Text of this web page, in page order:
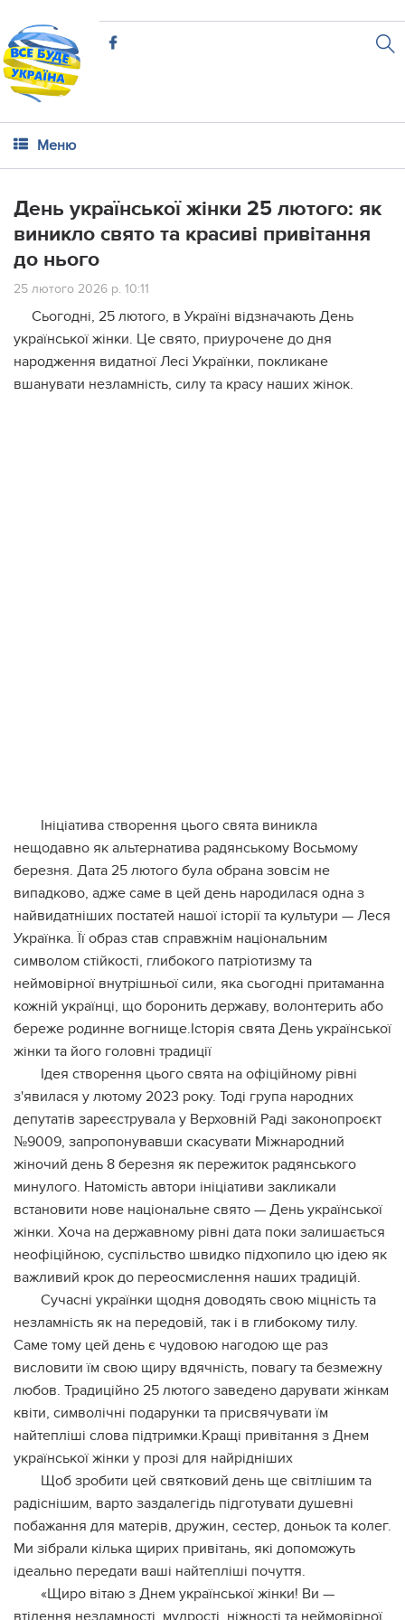
Меню
День української жінки 25 лютого: як
виникло свято та красиві привітання
до нього
25 лютого 2026 р. 10:11
Сьогодні, 25 лютого, в Україні відзначають День
української жінки. Це свято, приурочене до дня
народження видатної Лесі Українки, покликане
вшанувати незламність, силу та красу наших жінок.
Ініціатива створення цього свята виникла
нещодавно як альтернатива радянському Восьмому
березня. Дата 25 лютого була обрана зовсім не
випадково, адже саме в цей день народилася одна з
найвидатніших постатей нашої історії та культури — Леся
Українка. Її образ став справжнім національним
символом стійкості, глибокого патріотизму та
неймовірної внутрішньої сили, яка сьогодні притаманна
кожній українці, що боронить державу, волонтерить або
береже родинне вогнище.Історія свята День української
жінки та його головні традиції
Ідея створення цього свята на офіційному рівні
з'явилася у лютому 2023 року. Тоді група народних
депутатів зареєструвала у Верховній Раді законопроєкт
№9009, запропонувавши скасувати Міжнародний
жіночий день 8 березня як пережиток радянського
минулого. Натомість автори ініціативи закликали
встановити нове національне свято — День української
жінки. Хоча на державному рівні дата поки залишається
неофіційною, суспільство швидко підхопило цю ідею як
важливий крок до переосмислення наших традицій.
Сучасні українки щодня доводять свою міцність та
незламність як на передовій, так і в глибокому тилу.
Саме тому цей день є чудовою нагодою ще раз
висловити їм свою щиру вдячність, повагу та безмежну
любов. Традиційно 25 лютого заведено дарувати жінкам
квіти, символічні подарунки та присвячувати їм
найтепліші слова підтримки.Кращі привітання з Днем
української жінки у прозі для найрідніших
Щоб зробити цей святковий день ще світлішим та
радіснішим, варто заздалегідь підготувати душевні
побажання для матерів, дружин, сестер, доньок та колег.
Ми зібрали кілька щирих привітань, які допоможуть
ідеально передати ваші найтепліші почуття.
«Щиро вітаю з Днем української жінки! Ви —
втілення незламності, мудрості, ніжності та неймовірної